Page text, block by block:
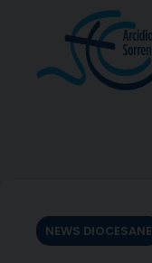
NEWS DIOCESANE